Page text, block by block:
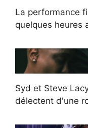
La performance
quelques heures
Syd et Steve
délectent d'une